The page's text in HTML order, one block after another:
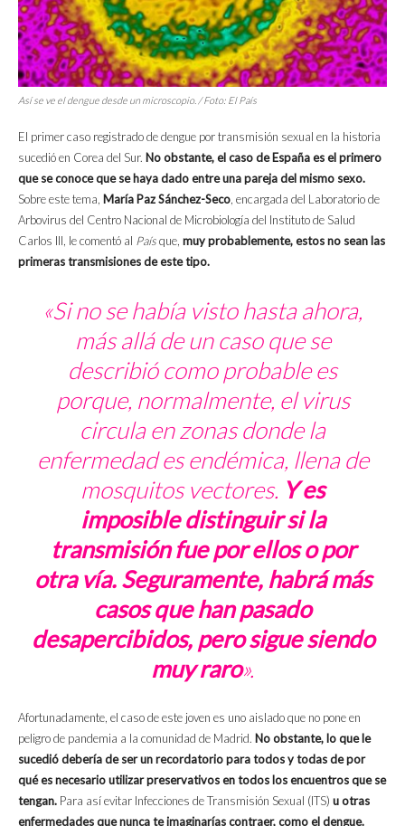
Así se ve el dengue desde un microscopio. / Foto: El País
El primer caso registrado de dengue por transmisión sexual en la historia
sucedió en Corea del Sur. No obstante, el caso de España es el primero
que se conoce que se haya dado entre una pareja del mismo sexo.
Sobre este tema, María Paz Sánchez-Seco , encargada del Laboratorio de
Arbovirus del Centro Nacional de Microbiología del Instituto de Salud
Carlos III, le comentó al Paísque, muy probablemente, estos no sean las
primeras transmisiones de este tipo.
«Si no se había visto hasta ahora,
más allá de un caso que se
describió como probable es
porque, normalmente, el virus
circula en zonas donde la
enfermedad es endémica, llena de
mosquitos vectores. Y es
imposible distinguir si la
transmisión fue por ellos o por
otra vía. Seguramente, habrá más
casos que han pasado
desapercibidos, pero sigue siendo
muy raro».
Afortunadamente, el caso de este joven es uno aislado que no pone en
peligro de pandemia a la comunidad de Madrid. No obstante, lo que le
sucedió debería de ser un recordatorio para todos y todas de por
qué es necesario utilizar preservativos en todos los encuentros que se
tengan. Para así evitar Infecciones de Transmisión Sexual (ITS) u otras
enfermedades que nunca te imaginarías contraer, como el dengue.